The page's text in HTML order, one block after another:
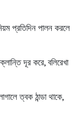
প্রতিদিন পালন করলে
দূর করে, বলিরেখা
ত্বক ঠান্ডা থাকে,